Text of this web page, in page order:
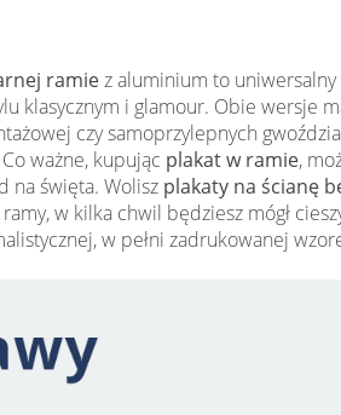
ramiez aluminium to
klasycznym i glamour. Obie wersje
czy samoprzylepnych
ważne, kupując plakat w ramie,
na święta. Wolisz plakaty na ścianę
w kilka chwil będziesz mógł
w pełni zadrukowanej